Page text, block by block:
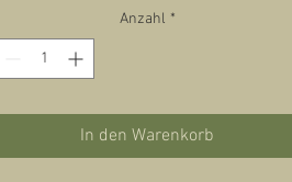
Anzahl *
In den Warenkorb